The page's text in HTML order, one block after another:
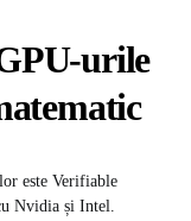
urile
este Verifiable
Nvidia și Intel.